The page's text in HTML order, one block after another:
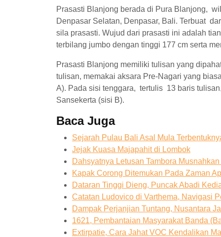
Prasasti Blanjong berada di Pura Blanjong,
Denpasar Selatan, Denpasar, Bali. Terbuat
sila prasasti. Wujud dari prasasti ini adalah
terbilang jumbo dengan tinggi 177 cm serta
Prasasti Blanjong memiliki tulisan yang
tulisan, memakai aksara Pre-Nagari yang
A). Pada sisi tenggara, tertulis 13 baris
Sansekerta (sisi B).
Baca Juga
Sejarah Pulau Bali Asal Mula
Jejak Kuasa Majapahit di Lombok
Dahsyatnya Letusan Tambora
Kapak Corong Ditemukan Pada Zaman
Dataran Tinggi Dieng, Puncak Abadi
Catatan Ludovico di Varthema, Navigasi
Dampak Perjanjian Tuntang, Nusantara
1621, Pembantaian Masyarakat Banda
Extirpatie, Cara Jahat VOC Kendalikan